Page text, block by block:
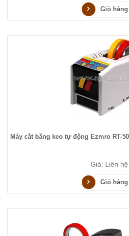
Giỏ hàng
Máy cắt băng keo tự động Ezmro RT-
Giá: Liên hệ
Giỏ hàng